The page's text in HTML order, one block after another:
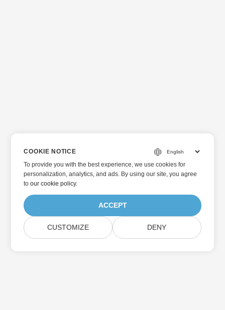
COOKIE NOTICE
To provide you with the best experience, we use cookies for
personalization, analytics, and ads. By using our site, you agree
toour cookie policy.
ACCEPT
CUSTOMIZE DENY